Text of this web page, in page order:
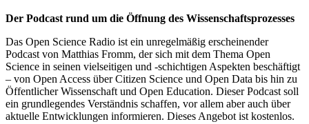
Der Podcast rund um die Öffnung des Wissenschaftsprozesses
Das Open Science Radio ist ein unregelmäßig erscheinender
Podcast von Matthias Fromm, der sich mit dem Thema Open
Science in seinen vielseitigen und -schichtigen Aspekten beschäftigt
– von Open Access über Citizen Science und Open Data bis hin zu
Öffentlicher Wissenschaft und Open Education. Dieser Podcast soll
ein grundlegendes Verständnis schaffen, vor allem aber auch über
aktuelle Entwicklungen informieren. Dieses Angebot ist kostenlos.